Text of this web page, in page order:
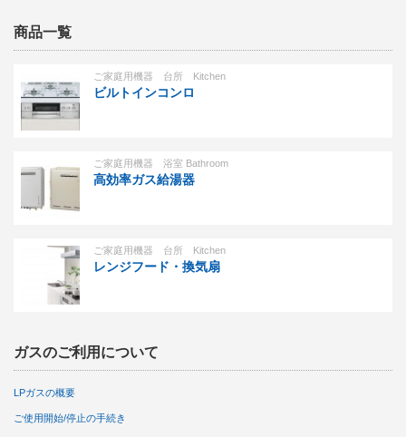
商品一覧
ご家庭用機器 台所 Kitchen
ビルトインコンロ
ご家庭用機器 浴室 Bathroom
高効率ガス給湯器
ご家庭用機器 台所 Kitchen
レンジフード・換気扇
ガスのご利用について
LPガスの概要
ご使用開始/停止の手続き